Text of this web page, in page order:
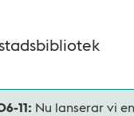
11: Nu lanserar vi